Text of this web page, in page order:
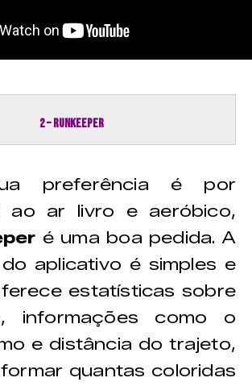
2 – RUNKEEPER
preferência é por
ao ar livro e aeróbico,
é uma boa pedida. A
aplicativo é simples e
estatísticas sobre
informações como o
e distância do trajeto,
quantas coloridas